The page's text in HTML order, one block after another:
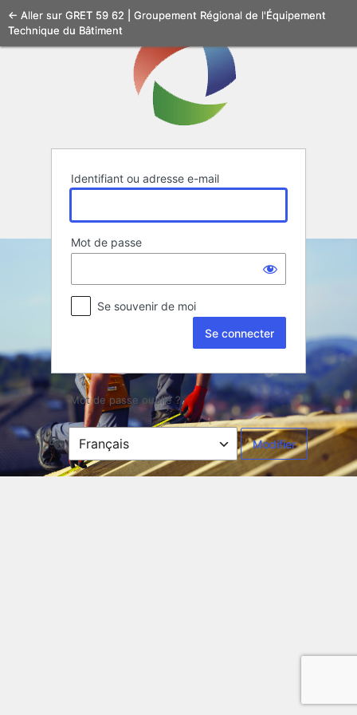
Se
connecter
Identifiant ou adresse e-mail
Mot de passe
Se souvenir de moi
Mot de passe oublié ?
← Aller sur GRET 59 62 | Groupement Régional de l'Équipement
Technique du Bâtiment
Langue